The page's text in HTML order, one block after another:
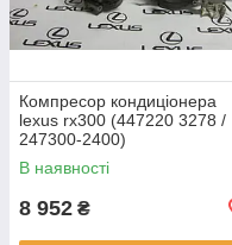
Компресор кондиціонера
lexus rx300 (447220 3278 /
247300-2400)
В наявності
8 952 ₴